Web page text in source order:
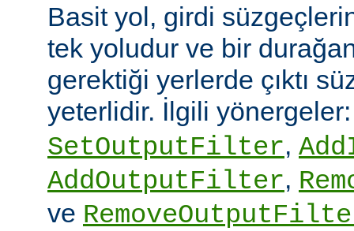
Basit yol, girdi
tek yoludur ve bir
gerektiği yerlerde çıktı
yeterlidir. İlgili
SetOutputFilter,
AddOutputFilter,
ve